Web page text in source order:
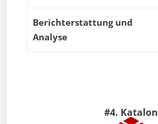
Berichterstattung und
Analyse
#4. Katalon